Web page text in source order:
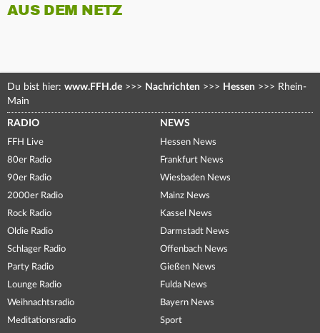
AUS DEM NETZ
Du bist hier: www.FFH.de >>> Nachrichten >>> Hessen >>> Rhein-
Main
RADIO
FFH Live
80er Radio
90er Radio
2000er Radio
Rock Radio
Oldie Radio
Schlager Radio
Party Radio
Lounge Radio
Weihnachtsradio
Meditationsradio
NEWS
Hessen News
Frankfurt News
Wiesbaden News
Mainz News
Kassel News
Darmstadt News
Offenbach News
Gießen News
Fulda News
Bayern News
Sport